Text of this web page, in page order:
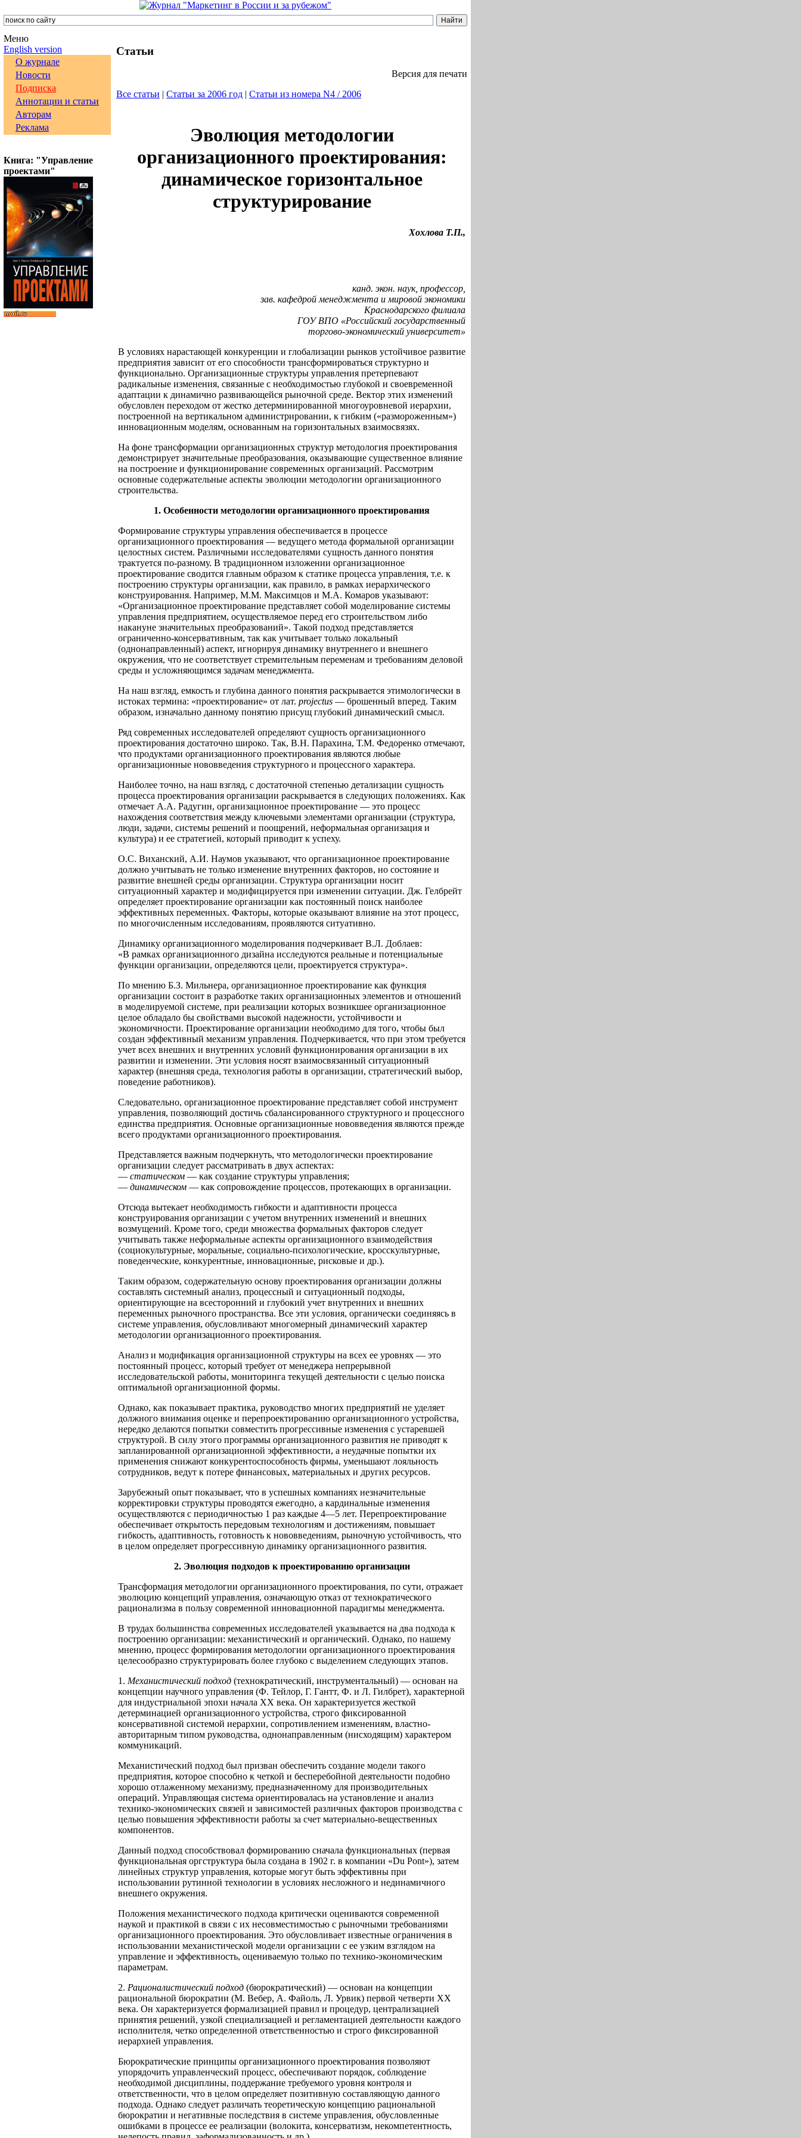
Меню
English version
О журнале
Новости
Подписка
Аннотации и статьи
Авторам
Реклама
Книга: "Управление
проектами"
Статьи
Версия для печати
Все статьи | Статьи за 2006 год | Статьи из номера N4 / 2006
Эволюция методологии
организационного проектирования:
динамическое горизонтальное
структурирование
Хохлова Т.П.,
канд. экон. наук, профессор,
зав. кафедрой менеджмента и мировой экономики
Краснодарского филиала
ГОУ ВПО «Российский государственный
торгово-экономический университет»
В условиях нарастающей конкуренции и глобализации рынков устойчивое развитие
предприятия зависит от его способности трансформироваться структурно и
функционально. Организационные структуры управления претерпевают
радикальные изменения, связанные с необходимостью глубокой и своевременной
адаптации к динамично развивающейся рыночной среде. Вектор этих изменений
обусловлен переходом от жестко детерминированной многоуровневой иерархии,
построенной на вертикальном администрировании, к гибким («размороженным»)
инновационным моделям, основанным на горизонтальных взаимосвязях.
На фоне трансформации организационных структур методология проектирования
демонстрирует значительные преобразования, оказывающие существенное влияние
на построение и функционирование современных организаций. Рассмотрим
основные содержательные аспекты эволюции методологии организационного
строительства.
1. Особенности методологии организационного проектирования
Формирование структуры управления обеспечивается в процессе
организационного проектирования — ведущего метода формальной организации
целостных систем. Различными исследователями сущность данного понятия
трактуется по-разному. В традиционном изложении организационное
проектирование сводится главным образом к статике процесса управления, т.е. к
построению структуры организации, как правило, в рамках иерархического
конструирования. Например, М.М. Максимцов и М.А. Комаров указывают:
«Организационное проектирование представляет собой моделирование системы
управления предприятием, осуществляемое перед его строительством либо
накануне значительных преобразований». Такой подход представляется
ограниченно-консервативным, так как учитывает только локальный
(однонаправленный) аспект, игнорируя динамику внутреннего и внешнего
окружения, что не соответствует стремительным переменам и требованиям деловой
среды и усложняющимся задачам менеджмента.
На наш взгляд, емкость и глубина данного понятия раскрывается этимологически в
истоках термина: «проектирование» от лат. projectus — брошенный вперед. Таким
образом, изначально данному понятию присущ глубокий динамический смысл.
Ряд современных исследователей определяют сущность организационного
проектирования достаточно широко. Так, В.Н. Парахина, Т.М. Федоренко отмечают,
что продуктами организационного проектирования являются любые
организационные нововведения структурного и процессного характера.
Наиболее точно, на наш взгляд, с достаточной степенью детализации сущность
процесса проектирования организации раскрывается в следующих положениях. Как
отмечает А.А. Радугин, организационное проектирование — это процесс
нахождения соответствия между ключевыми элементами организации (структура,
люди, задачи, системы решений и поощрений, неформальная организация и
культура) и ее стратегией, который приводит к успеху.
О.С. Виханский, А.И. Наумов указывают, что организационное проектирование
должно учитывать не только изменение внутренних факторов, но состояние и
развитие внешней среды организации. Структура организации носит
ситуационный характер и модифицируется при изменении ситуации. Дж. Гелбрейт
определяет проектирование организации как постоянный поиск наиболее
эффективных переменных. Факторы, которые оказывают влияние на этот процесс,
по многочисленным исследованиям, проявляются ситуативно.
Динамику организационного моделирования подчеркивает В.Л. Доблаев:
«В рамках организационного дизайна исследуются реальные и потенциальные
функции организации, определяются цели, проектируется структура».
По мнению Б.З. Мильнера, организационное проектирование как функция
организации состоит в разработке таких организационных элементов и отношений
в моделируемой системе, при реализации которых возникшее организационное
целое обладало бы свойствами высокой надежности, устойчивости и
экономичности. Проектирование организации необходимо для того, чтобы был
создан эффективный механизм управления. Подчеркивается, что при этом требуется
учет всех внешних и внутренних условий функционирования организации в их
развитии и изменении. Эти условия носят взаимосвязанный ситуационный
характер (внешняя среда, технология работы в организации, стратегический выбор,
поведение работников).
Следовательно, организационное проектирование представляет собой инструмент
управления, позволяющий достичь сбалансированного структурного и процессного
единства предприятия. Основные организационные нововведения являются прежде
всего продуктами организационного проектирования.
Представляется важным подчеркнуть, что методологически проектирование
организации следует рассматривать в двух аспектах:
— статическом — как создание структуры управления;
— динамическом — как сопровождение процессов, протекающих в организации.
Отсюда вытекает необходимость гибкости и адаптивности процесса
конструирования организации с учетом внутренних изменений и внешних
возмущений. Кроме того, среди множества формальных факторов следует
учитывать также неформальные аспекты организационного взаимодействия
(социокультурные, моральные, социально-психологические, кросскультурные,
поведенческие, конкурентные, инновационные, рисковые и др.).
Таким образом, содержательную основу проектирования организации должны
составлять системный анализ, процессный и ситуационный подходы,
ориентирующие на всесторонний и глубокий учет внутренних и внешних
переменных рыночного пространства. Все эти условия, органически соединяясь в
системе управления, обусловливают многомерный динамический характер
методологии организационного проектирования.
Анализ и модификация организационной структуры на всех ее уровнях — это
постоянный процесс, который требует от менеджера непрерывной
исследовательской работы, мониторинга текущей деятельности с целью поиска
оптимальной организационной формы.
Однако, как показывает практика, руководство многих предприятий не уделяет
должного внимания оценке и перепроектированию организационного устройства,
нередко делаются попытки совместить прогрессивные изменения с устаревшей
структурой. В силу этого программы организационного развития не приводят к
запланированной организационной эффективности, а неудачные попытки их
применения снижают конкурентоспособность фирмы, уменьшают лояльность
сотрудников, ведут к потере финансовых, материальных и других ресурсов.
Зарубежный опыт показывает, что в успешных компаниях незначительные
корректировки структуры проводятся ежегодно, а кардинальные изменения
осуществляются с периодичностью 1 раз каждые 4—5 лет. Перепроектирование
обеспечивает открытость передовым технологиям и достижениям, повышает
гибкость, адаптивность, готовность к нововведениям, рыночную устойчивость, что
в целом определяет прогрессивную динамику организационного развития.
2. Эволюция подходов к проектированию организации
Трансформация методологии организационного проектирования, по сути, отражает
эволюцию концепций управления, означающую отказ от технократического
рационализма в пользу современной инновационной парадигмы менеджмента.
В трудах большинства современных исследователей указывается на два подхода к
построению организации: механистический и органический. Однако, по нашему
мнению, процесс формирования методологии организационного проектирования
целесообразно структурировать более глубоко с выделением следующих этапов.
1. Механистический подход (технократический, инструментальный) — основан на
концепции научного управления (Ф. Тейлор, Г. Гантт, Ф. и Л. Гилбрет), характерной
для индустриальной эпохи начала ХХ века. Он характеризуется жесткой
детерминацией организационного устройства, строго фиксированной
консервативной системой иерархии, сопротивлением изменениям, властно-
авторитарным типом руководства, однонаправленным (нисходящим) характером
коммуникаций.
Механистический подход был призван обеспечить создание модели такого
предприятия, которое способно к четкой и бесперебойной деятельности подобно
хорошо отлаженному механизму, предназначенному для производительных
операций. Управляющая система ориентировалась на установление и анализ
технико-экономических связей и зависимостей различных факторов производства с
целью повышения эффективности работы за счет материально-вещественных
компонентов.
Данный подход способствовал формированию сначала функциональных (первая
функциональная оргструктура была создана в 1902 г. в компании «Du Pont»), затем
линейных структур управления, которые могут быть эффективны при
использовании рутинной технологии в условиях несложного и нединамичного
внешнего окружения.
Положения механистического подхода критически оцениваются современной
наукой и практикой в связи с их несовместимостью с рыночными требованиями
организационного проектирования. Это обусловливает известные ограничения в
использовании механистической модели организации с ее узким взглядом на
управление и эффективность, оцениваемую только по технико-экономическим
параметрам.
2. Рационалистический подход (бюрократический) — основан на концепции
рациональной бюрократии (М. Вебер, А. Файоль, Л. Урвик) первой четверти ХХ
века. Он характеризуется формализацией правил и процедур, централизацией
принятия решений, узкой специализацией и регламентацией деятельности каждого
исполнителя, четко определенной ответственностью и строго фиксированной
иерархией управления.
Бюрократические принципы организационного проектирования позволяют
упорядочить управленческий процесс, обеспечивают порядок, соблюдение
необходимой дисциплины, поддержание требуемого уровня контроля и
ответственности, что в целом определяет позитивную составляющую данного
подхода. Однако следует различать теоретическую концепцию рациональной
бюрократии и негативные последствия в системе управления, обусловленные
ошибками в процессе ее реализации (волокита, консерватизм, некомпетентность,